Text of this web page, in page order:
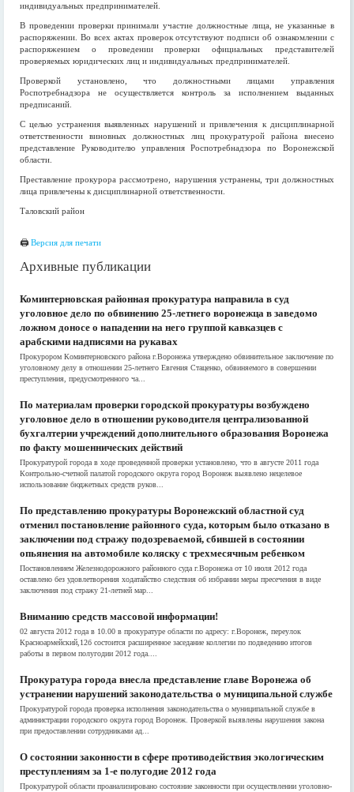
индивидуальных предпринимателей.
В проведении проверки принимали участие должностные лица, не указанные в
распоряжении. Во всех актах проверок отсутствуют подписи об ознакомлении с
распоряжением о проведении проверки официальных представителей
проверяемых юридических лиц и индивидуальных предпринимателей.
Проверкой установлено, что должностными лицами управления
Роспотребнадзора не осуществляется контроль за исполнением выданных
предписаний.
С целью устранения выявленных нарушений и привлечения к дисциплинарной
ответственности виновных должностных лиц прокуратурой района внесено
представление Руководителю управления Роспотребнадзора по Воронежской
области.
Преставление прокурора рассмотрено, нарушения устранены, три должностных
лица привлечены к дисциплинарной ответственности.
Таловский район
🖨 Версия для печати
Архивные публикации
Коминтерновская районная прокуратура направила в суд
уголовное дело по обвинению 25-летнего воронежца в заведомо
ложном доносе о нападении на него группой кавказцев с
арабскими надписями на рукавах
Прокурором Коминтерновского района г.Воронежа утверждено обвинительное заключение по
уголовному делу в отношении 25-летнего Евгения Стаценко, обвиняемого в совершении
преступления, предусмотренного ча...
По материалам проверки городской прокуратуры возбуждено
уголовное дело в отношении руководителя централизованной
бухгалтерии учреждений дополнительного образования Воронежа
по факту мошеннических действий
Прокуратурой города в ходе проведенной проверки установлено, что в августе 2011 года
Контрольно-счетной палатой городского округа город Воронеж выявлено нецелевое
использование бюджетных средств руков...
По представлению прокуратуры Воронежский областной суд
отменил постановление районного суда, которым было отказано в
заключении под стражу подозреваемой, сбившей в состоянии
опьянения на автомобиле коляску с трехмесячным ребенком
Постановлением Железнодорожного районного суда г.Воронежа от 10 июля 2012 года
оставлено без удовлетворения ходатайство следствия об избрании меры пресечения в виде
заключения под стражу 21-летней мар...
Вниманию средств массовой информации!
02 августа 2012 года в 10.00 в прокуратуре области по адресу: г.Воронеж, переулок
Красноармейский,12б состоится расширенное заседание коллегии по подведению итогов
работы в первом полугодии 2012 года....
Прокуратура города внесла представление главе Воронежа об
устранении нарушений законодательства о муниципальной службе
Прокуратурой города проверка исполнения законодательства о муниципальной службе в
администрации городского округа город Воронеж. Проверкой выявлены нарушения закона
при предоставлении сотрудниками ад...
О состоянии законности в сфере противодействия экологическим
преступлениям за 1-е полугодие 2012 года
Прокуратурой области проанализировано состояние законности при осуществлении уголовно-